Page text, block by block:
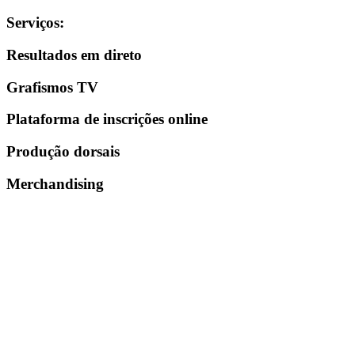
Serviços:
Resultados em direto
Grafismos TV
Plataforma de inscrições online
Produção dorsais
Merchandising